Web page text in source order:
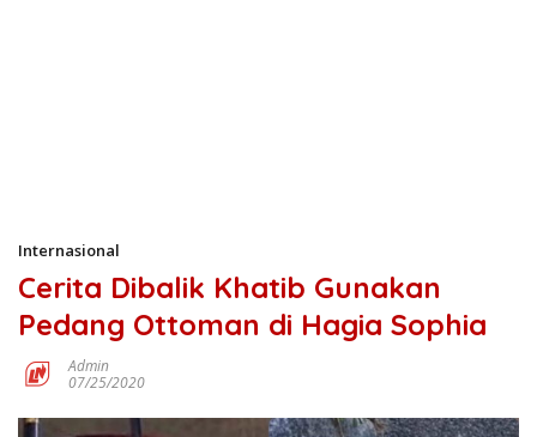
Internasional
Cerita Dibalik Khatib Gunakan
Pedang Ottoman di Hagia Sophia
Admin
07/25/2020